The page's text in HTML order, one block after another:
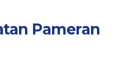
Pameran